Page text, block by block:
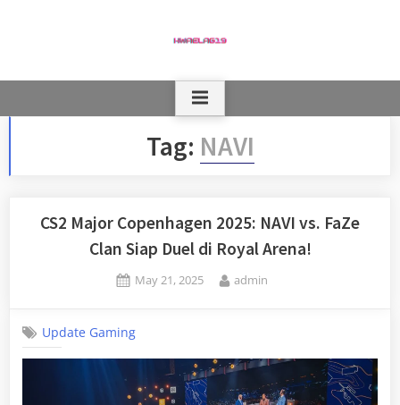
Tag: NAVI
CS2 Major Copenhagen 2025: NAVI vs. FaZe
Clan Siap Duel di Royal Arena!
Posted
May 21, 2025 By
admin
Update Gaming